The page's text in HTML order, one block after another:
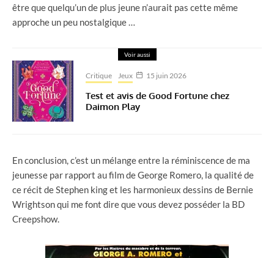
être que quelqu’un de plus jeune n’aurait pas cette même
approche un peu nostalgique …
Voir aussi
Critique Jeux 15 juin 2026
Test et avis de Good Fortune chez
Daimon Play
En conclusion, c’est un mélange entre la réminiscence de ma
jeunesse par rapport au film de George Romero, la qualité de
ce récit de Stephen king et les harmonieux dessins de Bernie
Wrightson qui me font dire que vous devez posséder la BD
Creepshow.